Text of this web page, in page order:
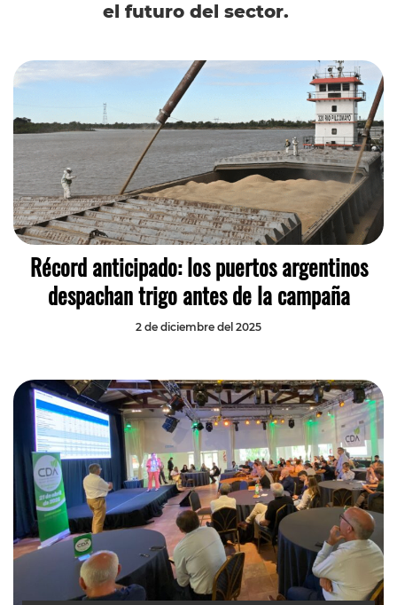
el futuro del sector.
Récord anticipado: los puertos argentinos
despachan trigo antes de la campaña
2 de diciembre del 2025